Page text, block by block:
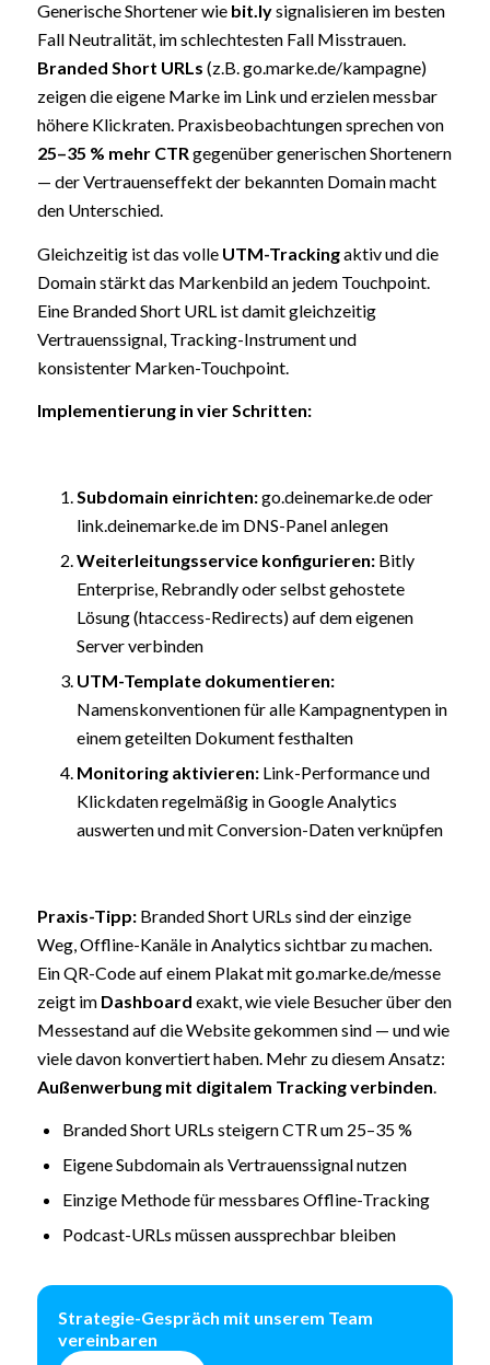
Generische Shortener wie bit.lysignalisieren im besten
Fall Neutralität, im schlechtesten Fall Misstrauen.
Branded Short URLs (z.B. go.marke.de/kampagne)
zeigen die eigene Marke im Link und erzielen messbar
höhere Klickraten. Praxisbeobachtungen sprechen von
25–35 % mehr CTRgegenüber generischen Shortenern
— der Vertrauenseffekt der bekannten Domain macht
den Unterschied.
Gleichzeitig ist das volle UTM-Trackingaktiv und die
Domain stärkt das Markenbild an jedem Touchpoint.
Eine Branded Short URL ist damit gleichzeitig
Vertrauenssignal, Tracking-Instrument und
konsistenter Marken-Touchpoint.
Implementierung in vier Schritten:
Subdomain einrichten:go.deinemarke.de oder
link.deinemarke.de im DNS-Panel anlegen
Weiterleitungsservice konfigurieren:Bitly
Enterprise, Rebrandly oder selbst gehostete
Lösung (htaccess-Redirects) auf dem eigenen
Server verbinden
UTM-Template dokumentieren:
Namenskonventionen für alle Kampagnentypen in
einem geteilten Dokument festhalten
Monitoringaktivieren:Link-Performance und
Klickdaten regelmäßig in Google Analytics
auswerten und mit Conversion-Daten verknüpfen
Praxis-Tipp:Branded Short URLs sind der einzige
Weg, Offline-Kanäle in Analytics sichtbar zu machen.
Ein QR-Code auf einem Plakat mit go.marke.de/messe
zeigt im Dashboard exakt, wie viele Besucher über den
Messestand auf die Website gekommen sind — und wie
viele davon konvertiert haben. Mehr zu diesem Ansatz:
Außenwerbung mit digitalem Tracking verbinden.
Branded Short URLs steigern CTR um 25–35 %
Eigene Subdomain als Vertrauenssignal nutzen
Einzige Methode für messbares Offline-Tracking
Podcast-URLs müssen aussprechbar bleiben
Strategie-Gespräch mit unserem Team
vereinbaren